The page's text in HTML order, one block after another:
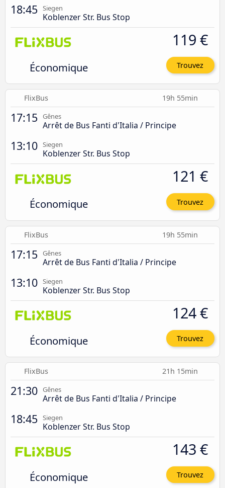
18:45 Siegen
Koblenzer Str. Bus Stop
Économique
119 €
Trouvez
FlixBus 19h 55min
17:15 Gênes
Arrêt de Bus Fanti d'Italia / Principe
13:10 Siegen
Koblenzer Str. Bus Stop
Économique
121 €
Trouvez
FlixBus 19h 55min
17:15 Gênes
Arrêt de Bus Fanti d'Italia / Principe
13:10 Siegen
Koblenzer Str. Bus Stop
Économique
124 €
Trouvez
FlixBus 21h 15min
21:30 Gênes
Arrêt de Bus Fanti d'Italia / Principe
18:45 Siegen
Koblenzer Str. Bus Stop
Économique
143 €
Trouvez